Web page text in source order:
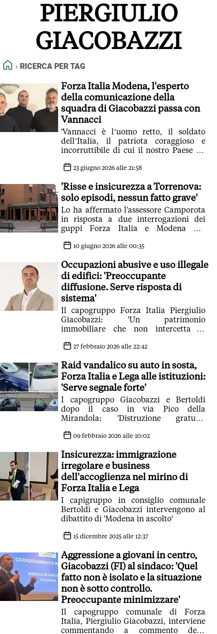
FEED RSS
NORMATIVE DEONTOLOGICHE
PIERGIULIO
GIACOBAZZI
HOME
RICERCA PER TAG
Forza Italia Modena, l'esperto
della comunicazione della
squadra di Giacobazzi passa con
Vannacci
'Vannacci è l’uomo retto, il soldato
dell’Italia, il patriota coraggioso e
incorruttibile di cui il nostro Paese ha
23 giugno 2026 alle 21:58
'Risse e insicurezza a Torrenova:
solo episodi, nessun fatto grave'
Lo ha affermato l'assessore Camporota
in risposta a due interrogazioni dei
guppi Forza Italia e Modena per
10 giugno 2026 alle 00:35
Occupazioni abusive e uso illegale
di edifici: 'Preoccupante
diffusione. Serve risposta di
sistema'
Il capogruppo Forza Italia Piergiulio
Giacobazzi: 'Un patrimonio
immobiliare che non intercetta la
per alimentare degrado e insicurezza'
27 febbraio 2026 alle 22:42
Raid vandalico su auto in sosta,
Forza Italia e Lega alle istituzioni:
'Serve segnale forte'
I capogruppo Giacobazzi e Bertoldi
dopo il caso in via Pico della
Mirandola: 'Distruzione gratuita
09 febbraio 2026 alle 10:02
Insicurezza: immigrazione
irregolare e business
dell'accoglienza nel mirino di
Forza Italia e Lega
I capigruppo in consiglio comunale
Bertoldi e Giacobazzi intervengono al
dibattito di 'Modena in ascolto'
15 dicembre 2025 alle 12:37
Aggressione a giovani in centro,
Giacobazzi (FI) al sindaco: 'Quel
fatto non è isolato e la situazione
non è sotto controllo.
Preoccupante minimizzare'
Il capogruppo comunale di Forza
Italia, Piergiulio Giacobazzi, interviene
commentando a commento delle